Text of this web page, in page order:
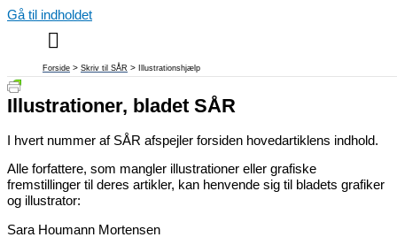
Gå til indholdet
Forside Skriv til SÅR Illustrationshjælp
Illustrationer, bladet SÅR
I hvert nummer af SÅR afspejler forsiden hovedartiklens indhold.
Alle forfattere, som mangler illustrationer eller grafiske
fremstillinger til deres artikler, kan henvende sig til bladets grafiker
og illustrator:
Sara Houmann Mortensen